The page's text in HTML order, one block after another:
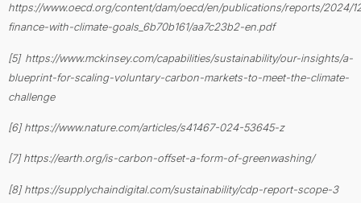
https://www.oecd.org/content/dam/oecd/en/publications/reports/2024/
finance-with-climate-goals_6b70b161/aa7c23b2-en.pdf
[5] https://www.mckinsey.com/capabilities/sustainability/our-insights/a-
blueprint-for-scaling-voluntary-carbon-markets-to-meet-the-climate-
challenge
[6] https://www.nature.com/articles/s41467-024-53645-z
[7] https://earth.org/is-carbon-offset-a-form-of-greenwashing/
[8] https://supplychaindigital.com/sustainability/cdp-report-scope-3